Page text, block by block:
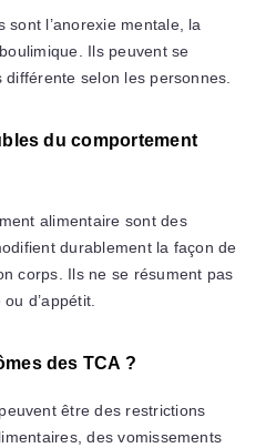
sont l’anorexie mentale, la
Ils peuvent se
selon les personnes.
du comportement
alimentaire sont des
durablement la façon de
corps. Ils ne se résument pas
d’appétit.
des TCA ?
être des restrictions
des vomissements